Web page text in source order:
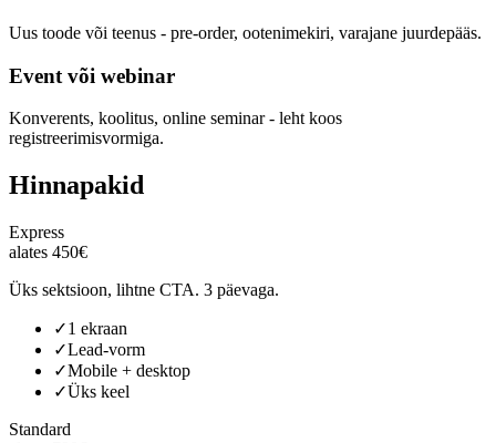
Uus toode või teenus - pre-order, ootenimekiri, varajane juurdepääs.
Event või webinar
Konverents, koolitus, online seminar - leht koos
registreerimisvormiga.
Hinnapakid
Express
alates 450€
Üks sektsioon, lihtne CTA. 3 päevaga.
✓1 ekraan
✓Lead-vorm
✓Mobile + desktop
✓Üks keel
Standard